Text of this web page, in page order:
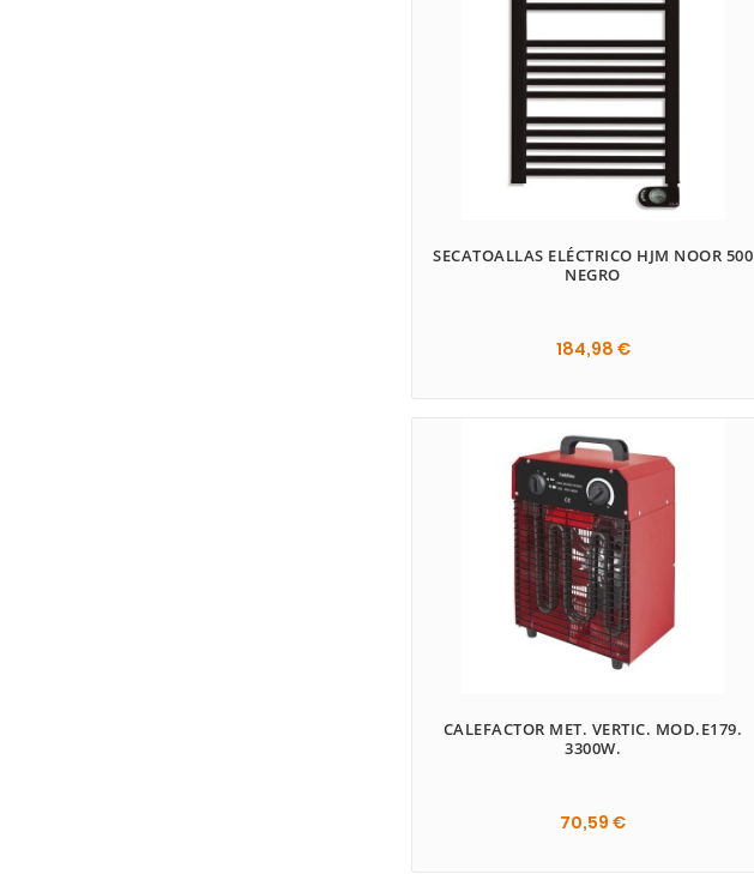
SECATOALLAS ELÉCTRICO HJM NOOR 500
NEGRO
184,98 €
CALEFACTOR MET. VERTIC. MOD.E179.
3300W.
70,59 €